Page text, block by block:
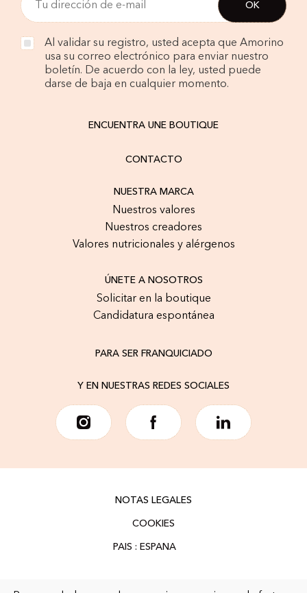
Al validar su registro, usted acepta que Amorino
usa su correo electrónico para enviar nuestro
boletín. De acuerdo con la ley, usted puede
darse de baja en cualquier momento.
ENCUENTRA UNE BOUTIQUE
CONTACTO
NUESTRA MARCA
Nuestros valores
Nuestros creadores
Valores nutricionales y alérgenos
ÚNETE A NOSOTROS
Solicitar en la boutique
Candidatura espontánea
PARA SER FRANQUICIADO
Y EN NUESTRAS REDES SOCIALES
NOTAS LEGALES
COOKIES